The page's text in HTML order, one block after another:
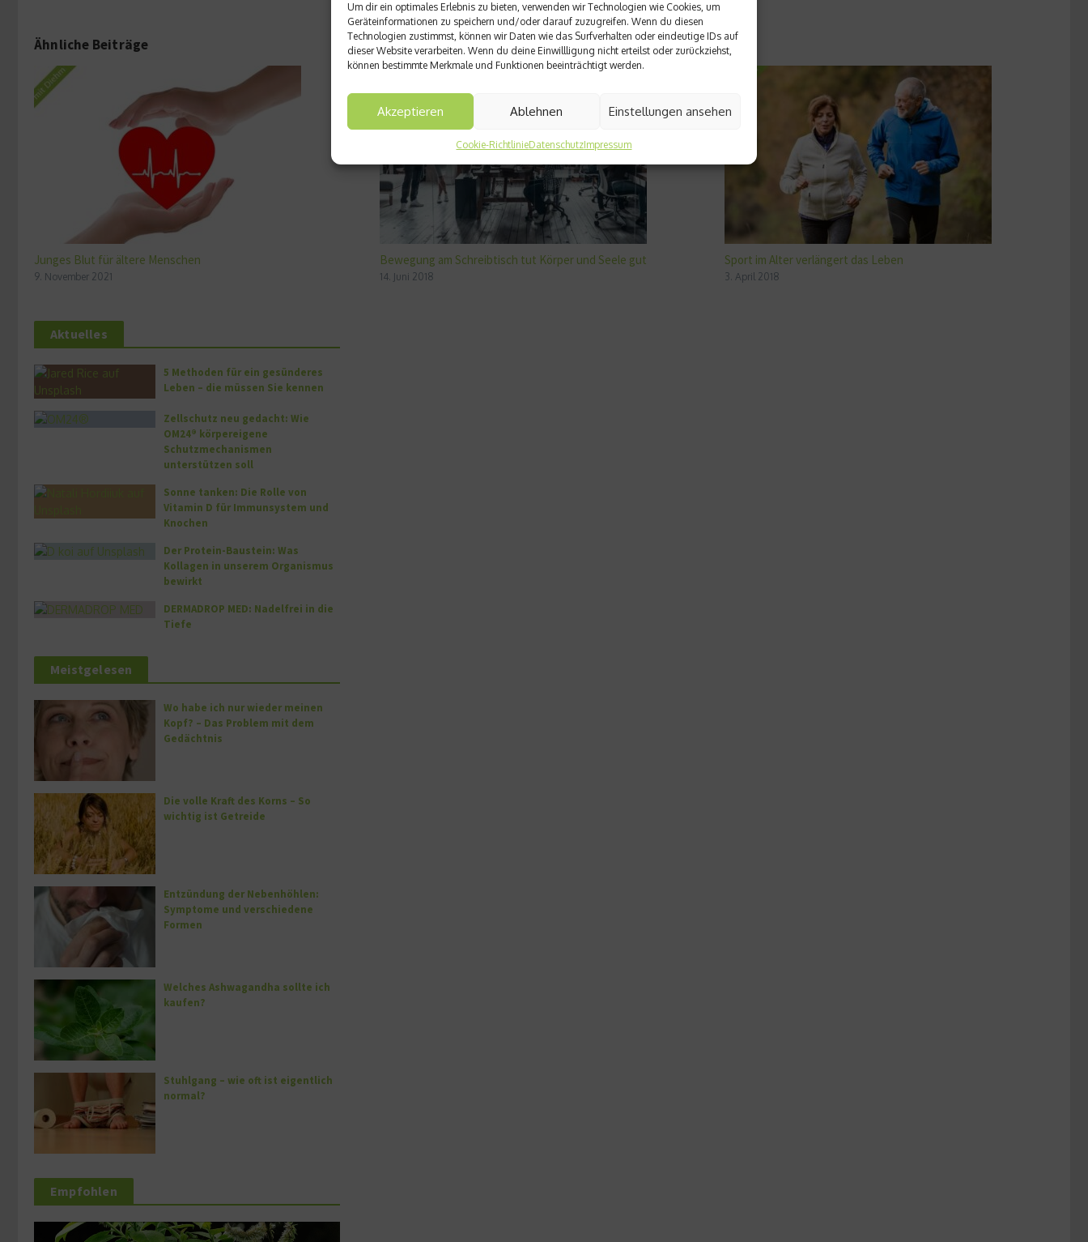
Um dir ein optimales Erlebnis zu bieten, verwenden wir Technologien wie Cookies, um
Geräteinformationen zu speichern und/oder darauf zuzugreifen. Wenn du diesen
Technologien zustimmst, können wir Daten wie das Surfverhalten oder eindeutige IDs auf
dieser Website verarbeiten. Wenn du deine Einwillligung nicht erteilst oder zurückziehst,
können bestimmte Merkmale und Funktionen beeinträchtigt werden.
Akzeptieren Ablehnen Einstellungen ansehen
Cookie-RichtlinieDatenschutzImpressum
Ähnliche Beiträge
Junges Blut für ältere Menschen
9. November 2021
Bewegung am Schreibtisch tut Körper und Seele gut
14. Juni 2018
Sport im Alter verlängert das Leben
3. April 2018
Aktuelles
5 Methoden für ein gesünderes
Leben – die müssen Sie kennen
Zellschutz neu gedacht: Wie
OM24® körpereigene
Schutzmechanismen
unterstützen soll
Sonne tanken: Die Rolle von
Vitamin D für Immunsystem und
Knochen
Der Protein-Baustein: Was
Kollagen in unserem Organismus
bewirkt
DERMADROP MED: Nadelfrei in die
Tiefe
Meistgelesen
Wo habe ich nur wieder meinen
Kopf? – Das Problem mit dem
Gedächtnis
Die volle Kraft des Korns – So
wichtig ist Getreide
Entzündung der Nebenhöhlen:
Symptome und verschiedene
Formen
Welches Ashwagandha sollte ich
kaufen?
Stuhlgang – wie oft ist eigentlich
normal?
Empfohlen